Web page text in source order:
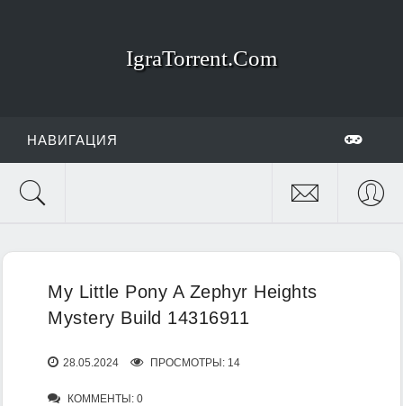
IgraTorrent.Com
НАВИГАЦИЯ
My Little Pony A Zephyr Heights
Mystery Build 14316911
28.05.2024 ПРОСМОТРЫ: 14
КОММЕНТЫ: 0